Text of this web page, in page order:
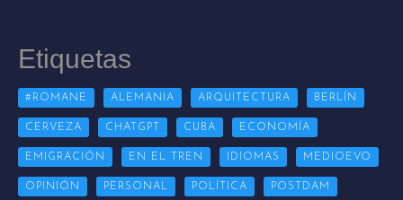
Etiquetas
#ROMANE ALEMANIA ARQUITECTURA BERLÍN
CERVEZA CHATGPT CUBA ECONOMÍA
EMIGRACIÓN EN EL TREN IDIOMAS MEDIOEVO
OPINIÓN PERSONAL POLÍTICA POSTDAM